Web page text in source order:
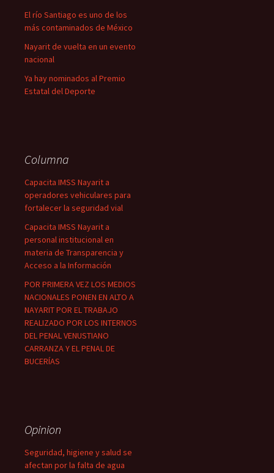
El río Santiago es uno de los
más contaminados de México
Nayarit de vuelta en un evento
nacional
Ya hay nominados al Premio
Estatal del Deporte
Columna
Capacita IMSS Nayarit a
operadores vehiculares para
fortalecer la seguridad vial
Capacita IMSS Nayarit a
personal institucional en
materia de Transparencia y
Acceso a la Información
POR PRIMERA VEZ LOS MEDIOS
NACIONALES PONEN EN ALTO A
NAYARIT POR EL TRABAJO
REALIZADO POR LOS INTERNOS
DEL PENAL VENUSTIANO
CARRANZA Y EL PENAL DE
BUCERÍAS
Opinion
Seguridad, higiene y salud se
afectan por la falta de agua